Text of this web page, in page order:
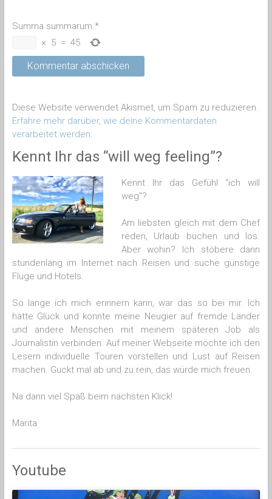
Summa summarum *
× 5 = 45
Diese Website verwendet Akismet, um Spam zu reduzieren.
Erfahre mehr darüber, wie deine Kommentardaten
verarbeitet werden.
Kennt Ihr das “will weg feeling”?
Kennt Ihr das Gefühl "ich will
weg"?
Am liebsten gleich mit dem Chef
reden, Urlaub buchen und los.
Aber wohin? Ich stöbere dann
stundenlang im Internet nach Reisen und suche günstige
Flüge und Hotels.
So lange ich mich erinnern kann, war das so bei mir. Ich
hatte Glück und konnte meine Neugier auf fremde Länder
und andere Menschen mit meinem späteren Job als
Journalistin verbinden. Auf meiner Webseite möchte ich den
Lesern individuelle Touren vorstellen und Lust auf Reisen
machen. Guckt mal ab und zu rein, das würde mich freuen.
Na dann viel Spaß beim nächsten Klick!
Marita
Youtube